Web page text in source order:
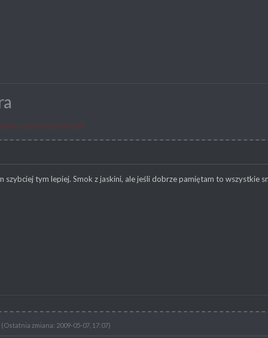
tu najnowsze demo GHP
szybciej tym lepiej. Smok z jaskini, ale jeśli dobrze pamiętam to wszystkie
(Ostatnia zmiana: 2009-05-07, 17:07)